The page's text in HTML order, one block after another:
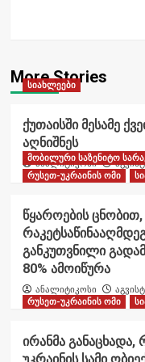
More Stories
სიახლეები
ქუთაისში მესამე
აღნიშნეს
ანალიტიკოსი
მობილური საზენიტო
რუსეთ-უკრაინის ომი
წყაროების
განკუთვნილი
80% ამოიწურა
ანალიტიკოსი
რუსეთ-უკრაინის ომი
ირანმა